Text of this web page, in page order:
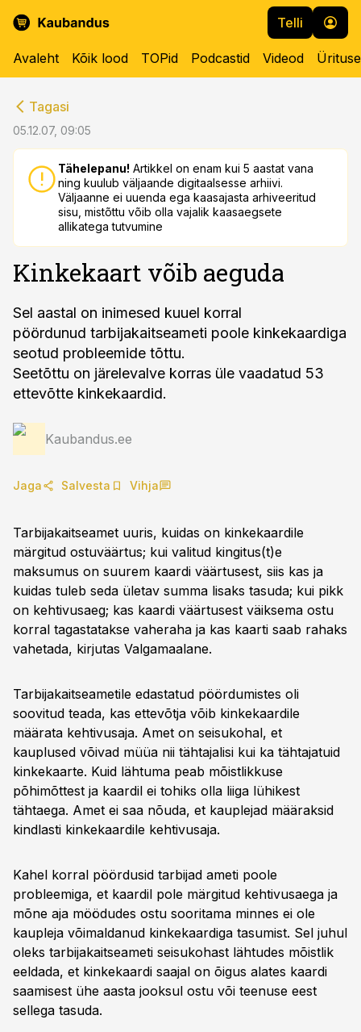
Telli
Avaleht Kõik lood TOPid Podcastid Videod
Tagasi
05.12.07, 09:05
Tähelepanu! Artikkel on enam kui 5 aastat vana
ning kuulub väljaande digitaalsesse arhiivi.
Väljaanne ei uuenda ega kaasajasta arhiveeritud
sisu, mistõttu võib olla vajalik kaasaegsete
allikatega tutvumine
Kinkekaart võib aeguda
Sel aastal on inimesed kuuel korral
pöördunud tarbijakaitseameti poole kinkekaardiga
seotud probleemide tõttu.
Seetõttu on järelevalve korras üle vaadatud 53
ettevõtte kinkekaardid.
Kaubandus.ee
Jaga Salvesta Vihja
Tarbijakaitseamet uuris, kuidas on kinkekaardile
märgitud ostuväärtus; kui valitud kingitus(t)e
maksumus on suurem kaardi väärtusest, siis kas ja
kuidas tuleb seda ületav summa lisaks tasuda; kui pikk
on kehtivusaeg; kas kaardi väärtusest väiksema ostu
korral tagastatakse vaheraha ja kas kaarti saab rahaks
vahetada, kirjutas Valgamaalane.
Tarbijakaitseametile edastatud pöördumistes oli
soovitud teada, kas ettevõtja võib kinkekaardile
määrata kehtivusaja. Amet on seisukohal, et
kauplused võivad müüa nii tähtajalisi kui ka tähtajatuid
kinkekaarte. Kuid lähtuma peab mõistlikkuse
põhimõttest ja kaardil ei tohiks olla liiga lühikest
tähtaega. Amet ei saa nõuda, et kauplejad määraksid
kindlasti kinkekaardile kehtivusaja.
Kahel korral pöördusid tarbijad ameti poole
probleemiga, et kaardil pole märgitud kehtivusaega ja
mõne aja möödudes ostu sooritama minnes ei ole
kaupleja võimaldanud kinkekaardiga tasumist. Sel juhul
oleks tarbijakaitseameti seisukohast lähtudes mõistlik
eeldada, et kinkekaardi saajal on õigus alates kaardi
saamisest ühe aasta jooksul ostu või teenuse eest
sellega tasuda.